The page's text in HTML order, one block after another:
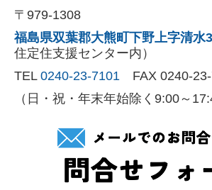
〒979-1308
福島県双葉郡大熊町下野上字清水
住定住支援センター内 ）
TEL 0240-23-7101 FAX 0240-
（日・祝・年末年始除く9:00～